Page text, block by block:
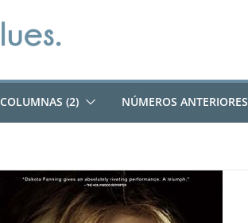
COLUMNAS (2) NÚMEROS ANTERIORES